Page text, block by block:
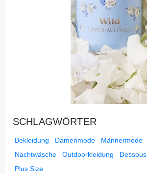
SCHLAGWÖRTER
Bekleidung Damenmode Männermode
Nachtwäsche
Outdoorkleidung Dessous
Plus Size